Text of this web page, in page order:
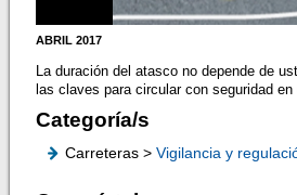
ABRIL 2017
La duración del atasco no depende de
las claves para circular con seguridad en
Categoría/s
Carreteras >Vigilancia y